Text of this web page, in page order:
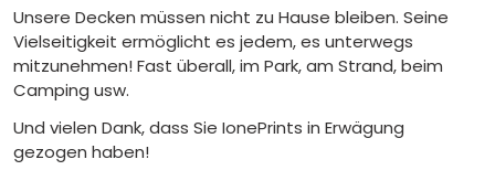
Unsere Decken müssen nicht zu Hause bleiben. Seine
Vielseitigkeit ermöglicht es jedem, es unterwegs
mitzunehmen! Fast überall, im Park, am Strand, beim
Camping usw.
Und vielen Dank, dass Sie IonePrints in Erwägung
gezogen haben!